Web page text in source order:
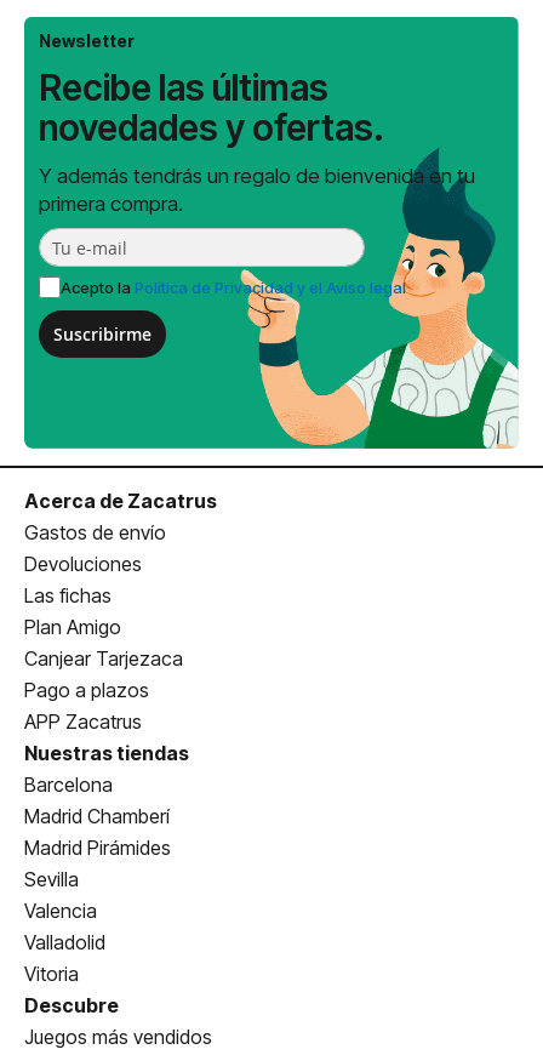
Newsletter
Recibe las últimas
novedades y ofertas.
Y además tendrás un regalo de bienvenida en tu
primera compra.
Acepto la Política de Privacidad y el Aviso legal
Suscribirme
Acerca de Zacatrus
Gastos de envío
Devoluciones
Las fichas
Plan Amigo
Canjear Tarjezaca
Pago a plazos
APP Zacatrus
Nuestras tiendas
Barcelona
Madrid Chamberí
Madrid Pirámides
Sevilla
Valencia
Valladolid
Vitoria
Descubre
Juegos más vendidos